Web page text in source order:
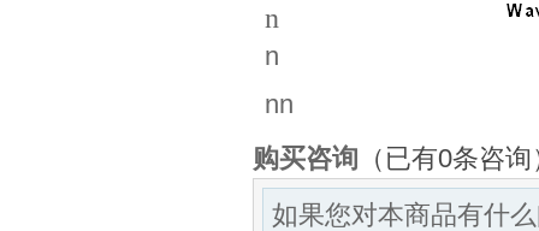
n
n
nn
购买咨询 （已有0条咨
如果您对本商品有什